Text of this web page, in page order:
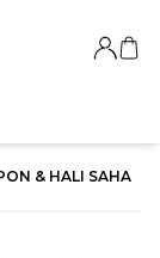
Giriş
& HALI SAHA